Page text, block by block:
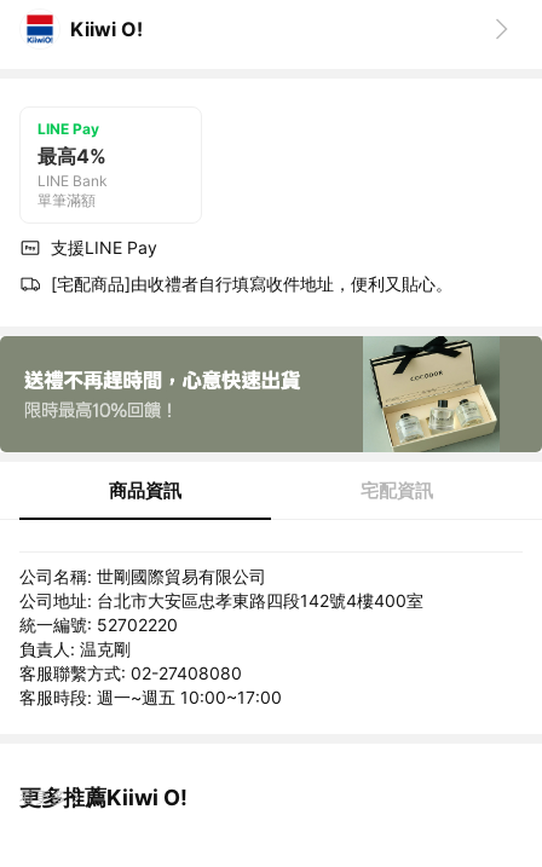
Kiiwi O!
LINE Pay
最高4%
LINE Bank
單筆滿額
支援LINE Pay
[宅配商品]由收禮者自行填寫收件地址，便利又貼心。
商品資訊 宅配資訊
公司名稱: 世剛國際貿易有限公司
公司地址: 台北市大安區忠孝東路四段142號4樓400室
統一編號: 52702220
負責人: 温克剛
客服聯繫方式: 02-27408080
客服時段: 週一~週五 10:00~17:00
更多推薦Kiiwi O!
看更多